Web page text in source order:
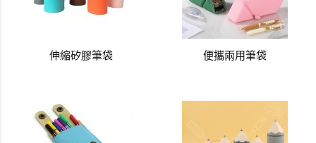
伸縮矽膠筆袋 便攜兩用筆袋